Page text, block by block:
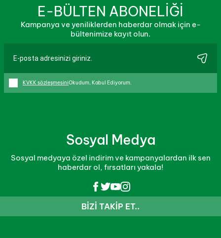
E-BÜLTEN ABONELİĞİ
Kampanya ve yeniliklerden haberdar olmak için e-
bültenimize kayıt olun.
KVKK sözleşmesiniOkudum, Kabul Ediyorum.
Sosyal Medya
Sosyal medyaya özel indirim ve kampanyalardan ilk sen
haberdar ol, fırsatları yakala!
BIZI TAKIP ET..